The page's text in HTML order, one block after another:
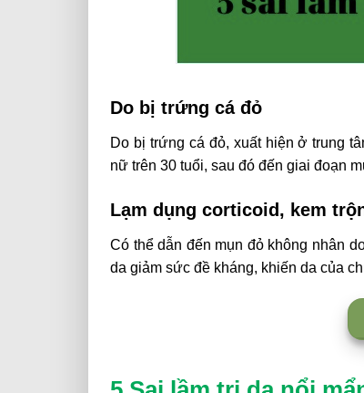
Do bị trứng cá đỏ
Do bị trứng cá đỏ, xuất hiện ở trung
nữ trên 30 tuổi, sau đó đến giai đoạn
Lạm dụng corticoid, kem
Có thể dẫn đến mụn đỏ không nhân
da giảm sức đề kháng, khiến da của